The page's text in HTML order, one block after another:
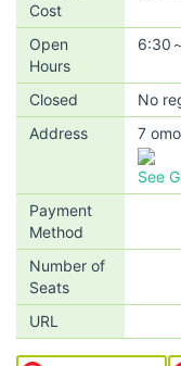
Cost
Open
Hours
6:30
Closed
No
Address
7
See
Payment
Method
Number of
Seats
URL